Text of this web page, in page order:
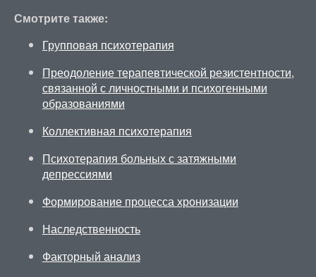
Смотрите также:
Групповая психотерапия
Преодоление терапевтической резистентности,
связанной с личностными и психогенными
образованиями
Коллективная психотерапия
Психотерапия больных с затяжными
депрессиями
Формирование процесса хронизации
Наследственность
Факторный анализ